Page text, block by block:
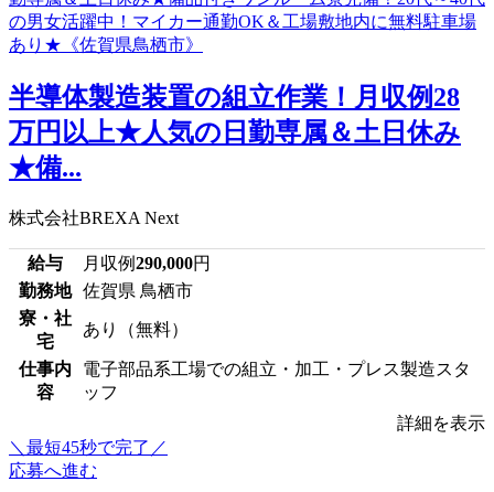
半導体製造装置の組立作業！月収例28
万円以上★人気の日勤専属＆土日休み
★備...
株式会社BREXA Next
給与 月収例290,000円
勤務地 佐賀県 鳥栖市
寮・社
宅
あり（無料）
仕事内
容
電子部品系工場での組立・加工・プレス製造スタ
ッフ
詳細を表示
＼最短45秒で完了／
応募へ進む